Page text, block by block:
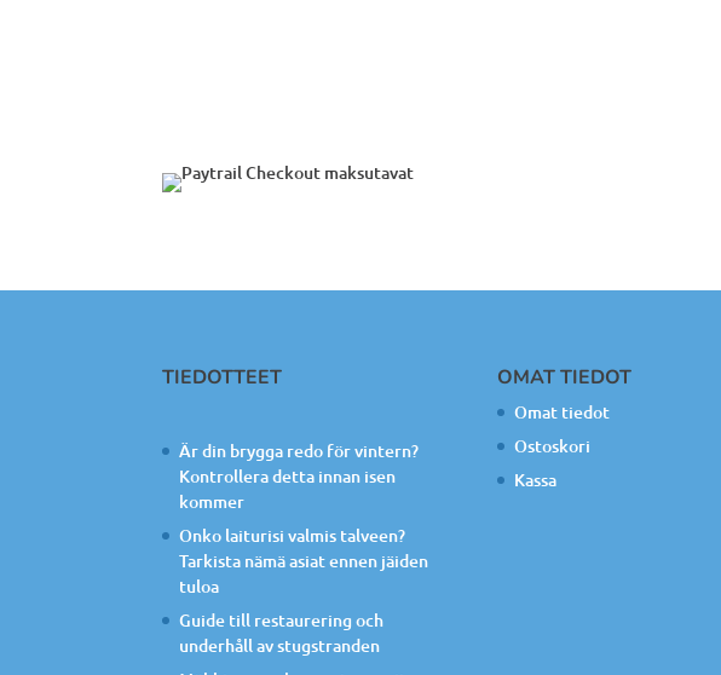
TIEDOTTEET
Är din brygga redo för vintern?
Kontrollera detta innan isen
kommer
Onko laiturisi valmis talveen?
Tarkista nämä asiat ennen jäiden
tuloa
Guide till restaurering och
underhåll av stugstranden
OMAT TIEDOT
Omat tiedot
Ostoskori
Kassa